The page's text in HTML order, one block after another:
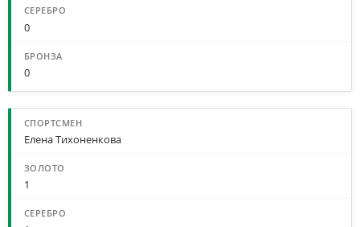
0
0
Елена Тихоненкова
1